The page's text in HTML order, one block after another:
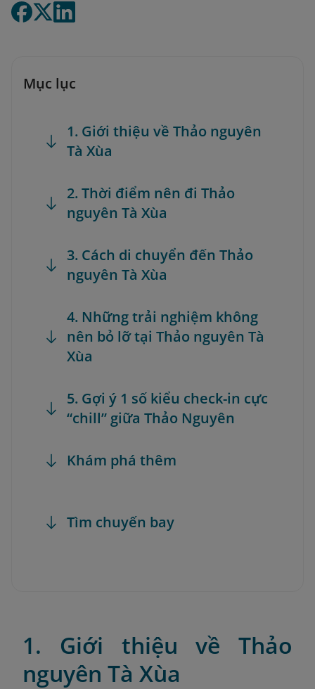
Mục lục
1. Giới thiệu về Thảo nguyên
Tà Xùa
2. Thời điểm nên đi Thảo
nguyên Tà Xùa
3. Cách di chuyển đến Thảo
nguyên Tà Xùa
4. Những trải nghiệm không
nên bỏ lỡ tại Thảo nguyên Tà
Xùa
5. Gợi ý 1 số kiểu check-in cực
“chill” giữa Thảo Nguyên
Khám phá thêm
Tìm chuyến bay
1. Giới thiệu về Thảo
nguyên Tà Xùa